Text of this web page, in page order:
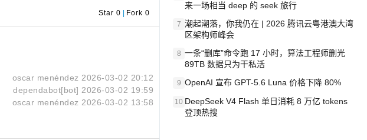
Star 0 Fork 0
oscar menéndez 2026-03-02 20:12
dependabot[bot] 2026-03-02 19:59
oscar menéndez 2026-03-02 13:58
来一场相当 deep 的 seek 旅行
7 潮起潮落，你我仍在 | 2026 腾讯云粤港澳大湾
区架构师峰会
8 一条“删库”命令跑 17 小时，算法工程师删光
89TB 数据只为干私活
9 OpenAI 宣布 GPT-5.6 Luna 价格下降 80%
10 DeepSeek V4 Flash 单日消耗 8 万亿 tokens
登顶热搜